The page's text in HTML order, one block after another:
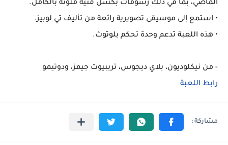
الماضي، بما في ذلك رسومات بكسل فنية ملونة بالكامل.
• استمع إلى موسيقى تصويرية رائعة من تأليف تي لوبيز.
• هذه اللعبة تدعم وحدة تحكم بلوتوث.
- من نيكلوديون، بلاي ديجوس، تريبيوت جيمز، ودوتيمو
رابط اللعبة